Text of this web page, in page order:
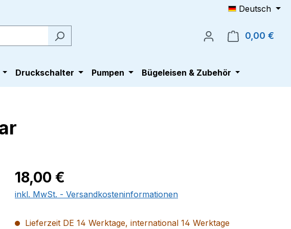
Deutsch
0,00 €
Druckschalter Pumpen Bügeleisen & Zubehör
Regulärer Preis:
18,00 €
inkl. MwSt. - Versandkosteninformationen
Lieferzeit DE 14 Werktage, international 14 Werktage